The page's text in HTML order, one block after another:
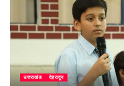
उत्तराखंड देहरादून